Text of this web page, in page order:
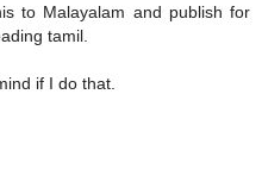
to Malayalam and publish for
tamil.
if I do that.